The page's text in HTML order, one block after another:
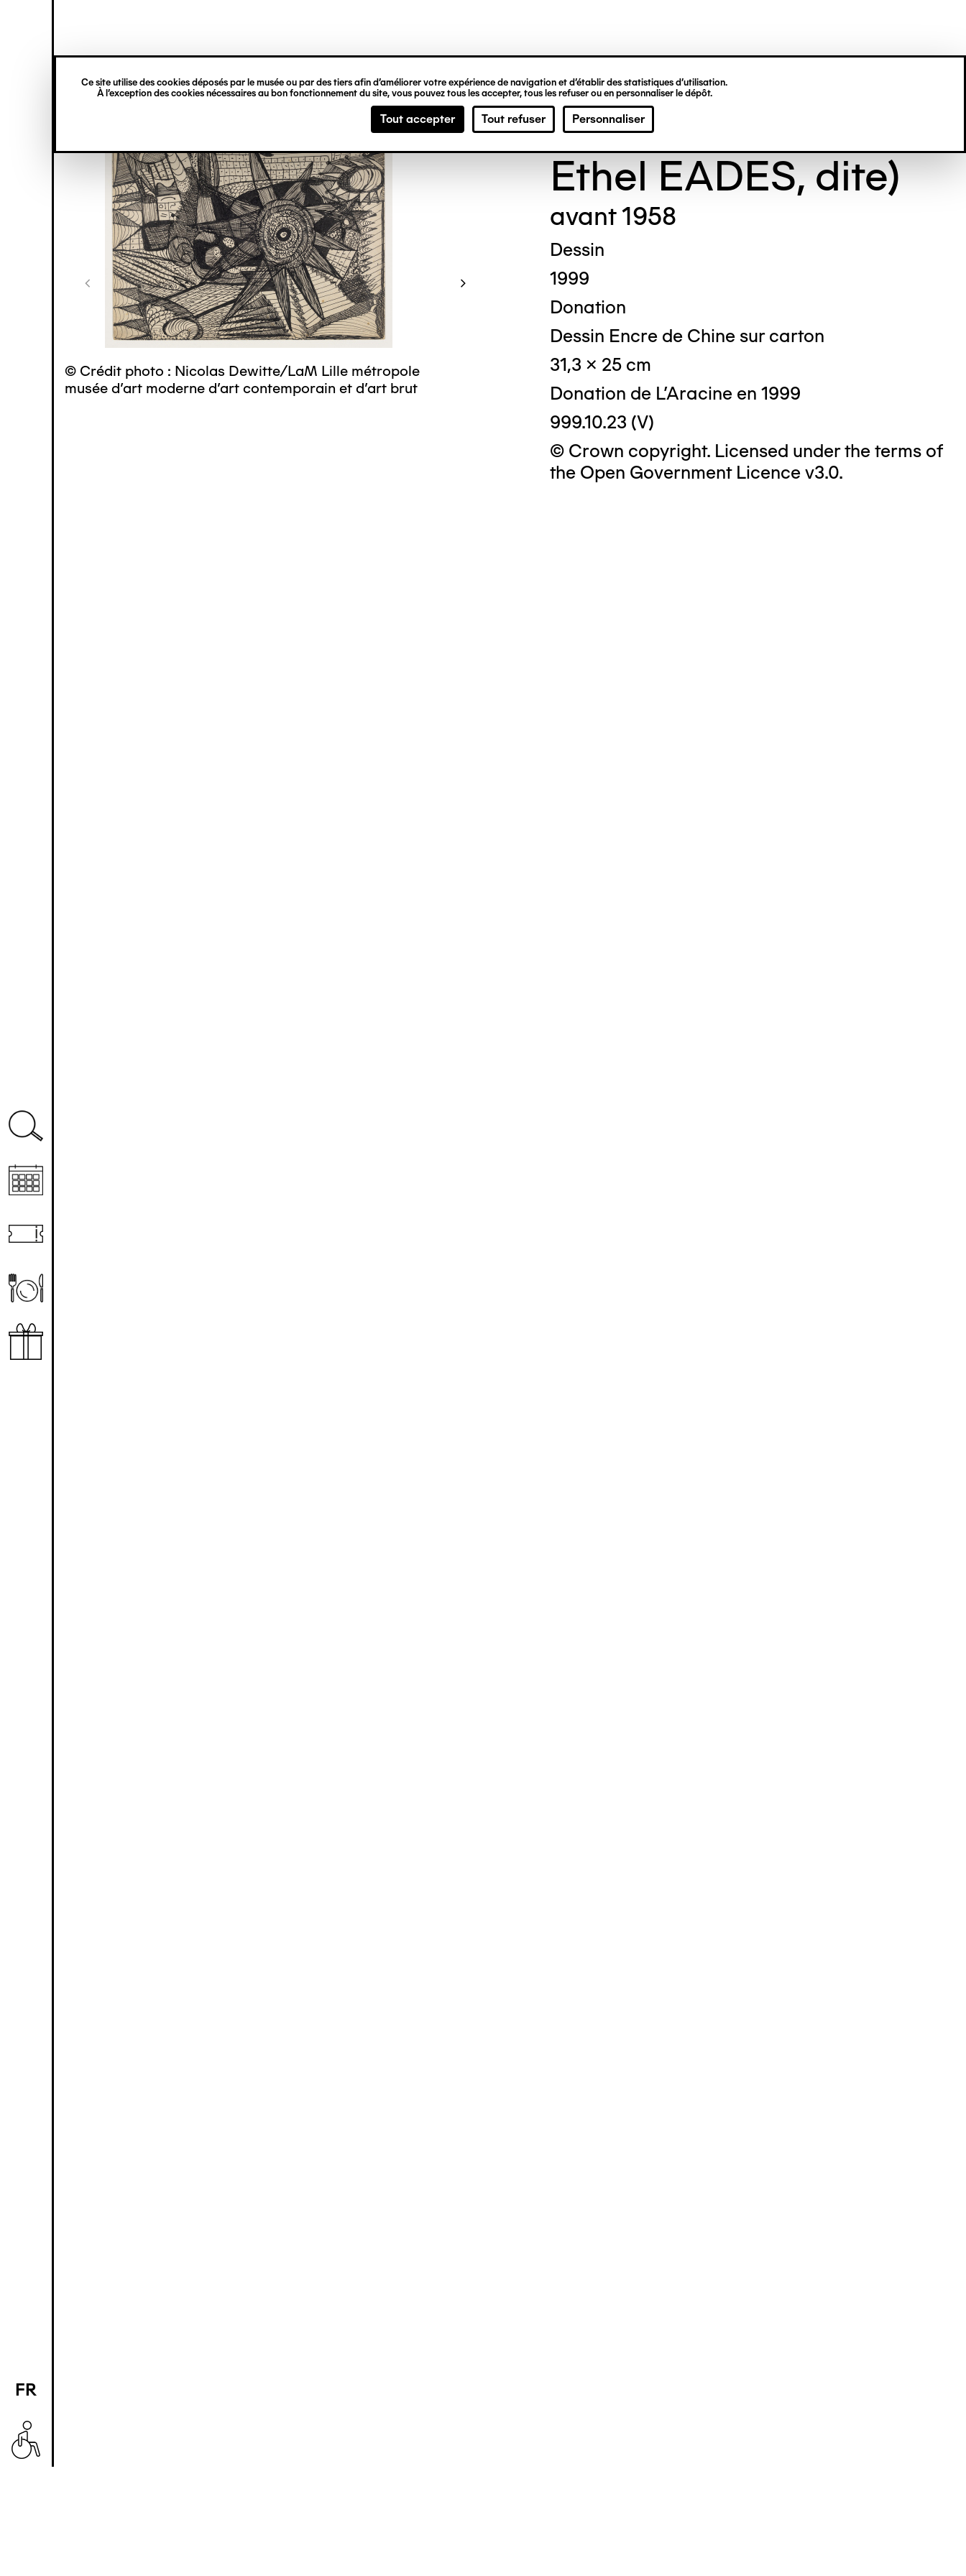
Ce site utilise des cookies déposés par le musée ou par des tiers afin d’améliorer votre expérience de navigation et d’établir des statistiques d’utilisation.
À l’exception des cookies nécessaires au bon fonctionnement du site, vous pouvez tous les accepter, tous les refuser ou en personnaliser le dépôt.
Tout accepter Tout refuser Personnaliser
principal
verticale
FR
EN
© Crédit photo : Nicolas Dewitte/LaM Lille métropole
musée d’art moderne d’art contemporain et d’art brut
© Crédit photo : DUBART Cécile
Madge GILL (Maude
Ethel EADES, dite)
avant 1958
Dessin
1999
Donation
Dessin Encre de Chine sur carton
31,3 x 25 cm
Donation de L'Aracine en 1999
999.10.23 (V)
© Crown copyright. Licensed under the terms of
the Open Government Licence v3.0.